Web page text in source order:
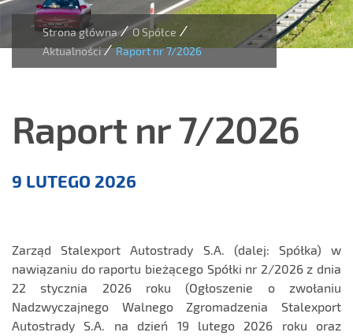
Strona główna/ O Spółce /
Aktualności/ Raport nr 7/2026
Raport nr 7/2026
9 LUTEGO 2026
Zarząd Stalexport Autostrady S.A. (dalej: Spółka) w
nawiązaniu do raportu bieżącego Spółki nr 2/2026 z dnia
22 stycznia 2026 roku (Ogłoszenie o zwołaniu
Nadzwyczajnego Walnego Zgromadzenia Stalexport
Autostrady S.A. na dzień 19 lutego 2026 roku oraz